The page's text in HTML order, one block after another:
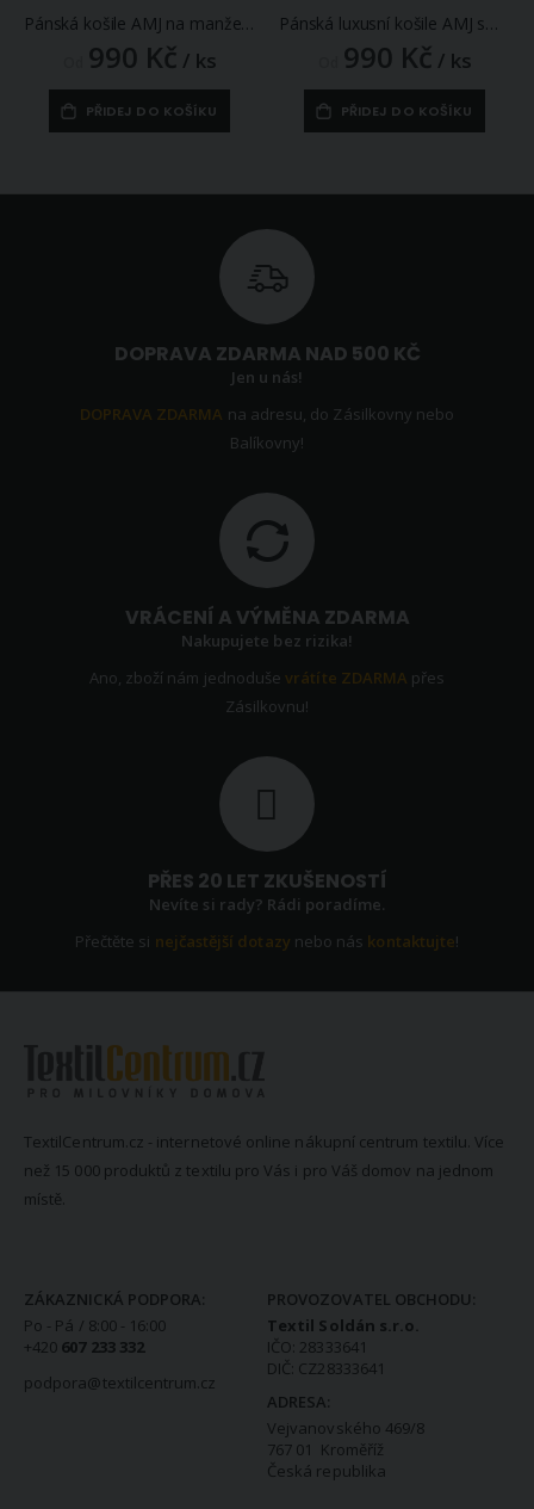
Pánská košile AMJ na manžetové knoflíčky, bílá JDA018MK, dlouhý rukáv
990 Kč / ks
PŘIDEJ DO KOŠÍKU
Pánská luxusní košile AMJ smetanová JDA016SKL, dlouhý rukáv, zdobený límec
990 Kč / ks
PŘIDEJ DO KOŠÍKU
DOPRAVA ZDARMA NAD 500 KČ
Jen u nás!
DOPRAVA ZDARMA na adresu, do Zásilkovny nebo
Balíkovny!
VRÁCENÍ A VÝMĚNA ZDARMA
Nakupujete bez rizika!
Ano, zboží nám jednoduševrátíte ZDARMA přes
Zásilkovnu!
PŘES 20 LET ZKUŠENOSTÍ
Nevíte si rady? Rádi poradíme.
Přečtěte si nejčastější dotazy nebo nás kontaktujte!
TextilCentrum.cz - internetové online nákupní centrum textilu. Více
než 15 000 produktů z textilu pro Vás i pro Váš domov na jednom
místě.
ZÁKAZNICKÁ PODPORA:
Po - Pá / 8:00 - 16:00
+420 607 233 332
podpora@textilcentrum.cz
PROVOZOVATEL OBCHODU:
Textil Soldán s.r.o.
IČO: 28333641
DIČ: CZ28333641
ADRESA:
Vejvanovského 469/8
767 01 Kroměříž
Česká republika